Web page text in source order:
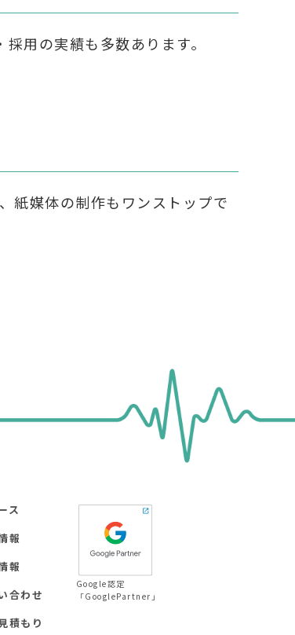
用の実績も多数あります。
紙媒体の制作もワンストップで
ス
報
報
合わせ
積もり
Google認定
「GooglePartner」